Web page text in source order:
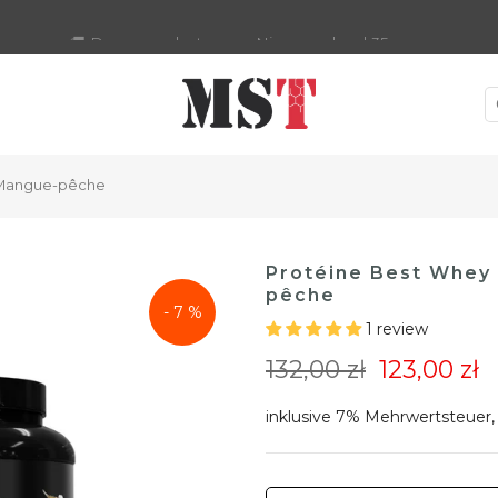
pêche
- 7 %
Protéine Best Whey
pêche
1 review
132,00 zł 123,00 zł
inklusive 7%